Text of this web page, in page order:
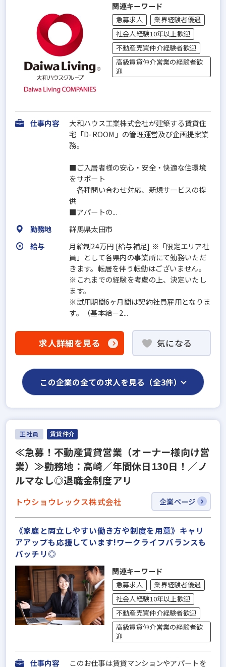
関連キーワード
急募求人
業界経験者優遇
社会人経験10年以上歓迎
不動産売買仲介経験者歓迎
高級賃貸仲介営業の経験者歓
迎
仕事内容
大和ハウス工業株式会社が建築する賃貸住
宅「D-ROOM」の管理運営及び企画提案業
務。
■ご入居者様の安心・安全・快適な住環境
をサポート
各種問い合わせ対応、新規サービスの提
供
■アパートの...
勤務地
群馬県太田市
給与
月給制24万円 [給与補足] ※「限定エリア社
員」として各県内の事業所にて勤務いただ
きます。転居を伴う転勤はございません。
※これまでの経験を考慮の上、決定いたし
ます。
※試用期間6ヶ月間は契約社員雇用となりま
す。（基本給－2...
求人詳細を見る 気になる
この企業の全ての求人を見る（全3件）
正社員 賃貸仲介
≪急募！不動産賃貸営業（オーナー様向け営
業）≫勤務地：高崎／年間休日130日！／ノ
ルマなし◎退職⾦制度アリ
トウショウレックス株式会社 企業ページ
《家庭と両立しやすい働き方や制度を用意》キャリ
アアップも応援しています!ワークライフバランスも
バッチリ◎
関連キーワード
急募求人
業界経験者優遇
社会人経験10年以上歓迎
不動産売買仲介経験者歓迎
高級賃貸仲介営業の経験者歓
迎
仕事内容
このお仕事は賃貸マンションやアパートを